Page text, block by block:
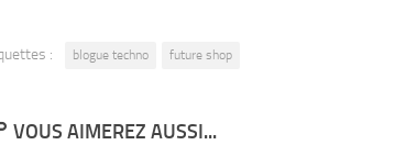
: blogue techno future shop
VOUS AIMEREZ AUSSI...